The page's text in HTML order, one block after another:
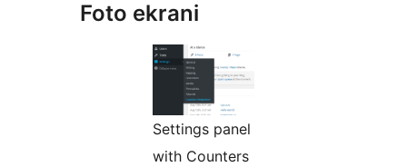
Foto ekrani
Settings panel
with Counters